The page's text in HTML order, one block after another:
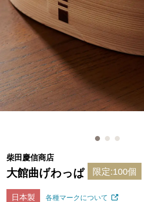
柴田慶信商店
大館曲げわっぱ 限定:100個
日本製 各種マークについて